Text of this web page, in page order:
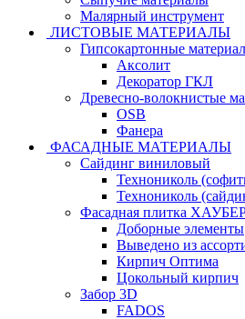
Малярный инструмент
ЛИСТОВЫЕ МАТЕРИАЛЫ
Гипсокартонные
Аксолит
Декоратор ГКЛ
Древесно-волокнистые
OSB
Фанера
ФАСАДНЫЕ МАТЕРИАЛЫ
Сайдинг виниловый
Технониколь
Технониколь
Фасадная плитка
Доборные элементы
Выведено из
Кирпич Оптима
Цокольный кирпич
Забор 3D
FADOS